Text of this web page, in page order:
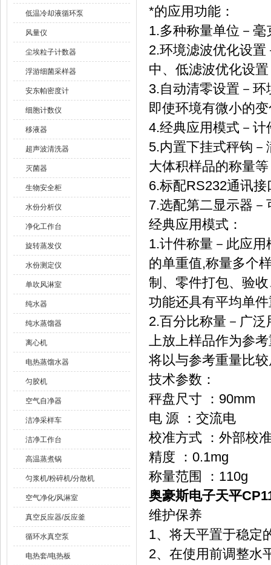
低温冷却液循环泵
风量仪
尘埃粒子计数器
浮游细菌采样器
安东帕密度计
细胞计数仪
移液器
超声波清洗器
灭菌器
生物安全柜
水份分析仪
净化工作台
旋转蒸发仪
水份测定仪
单吹风淋室
纯水器
纯水蒸馏器
离心机
电热蒸馏水器
匀胶机
空气自净器
洁净采样车
洁净工作台
高温蒸煮锅
匀浆机/粉碎机/分散机
空气净化/风淋室
真空反应器/反应釜
循环水真空泵
电热套/电热板
*的应用功能：
1.多种称量单位－
2.环境滤波优化设
中、低滤波优化设
3.自动清零设置－
即使环境有微小的
4.经典应用模式－
5.内置下挂式秤钩
大体积样品的称量等
6.标配RS232通讯
7.选配第二显示器
经典应用模式：
1.计件称量－此应
的单重值,称量多个
制、零件打包、验
功能还具有平均单
2.百分比称量－广
上放上样品作为参
将以与参考重量比
技术参数：
秤盘尺寸 ：90mm
电 源 ：交流电
校准方式 ：外部校
精度 ：0.1mg
称量范围 ：110g
奥豪斯电子天平
维护保养
1、将天平置于稳定
2、在使用前调整水